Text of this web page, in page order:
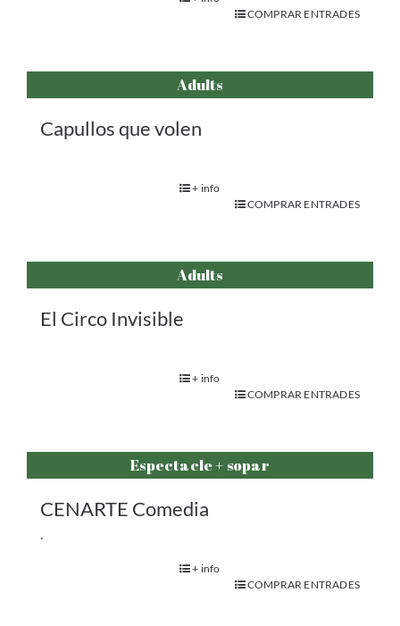
COMPRAR ENTRADES
Adults
Capullos que volen
+ info
COMPRAR ENTRADES
Adults
El Circo Invisible
+ info
COMPRAR ENTRADES
Espectacle + sopar
CENARTE Comedia
.
+ info
COMPRAR ENTRADES